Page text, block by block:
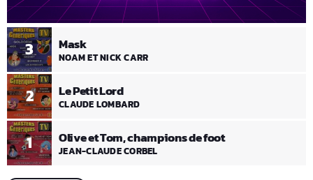
1 Olive et Tom, champions de foot
JEAN-CLAUDE CORBEL
2 Le Petit Lord
CLAUDE LOMBARD
3 Mask
NOAM ET NICK CARR